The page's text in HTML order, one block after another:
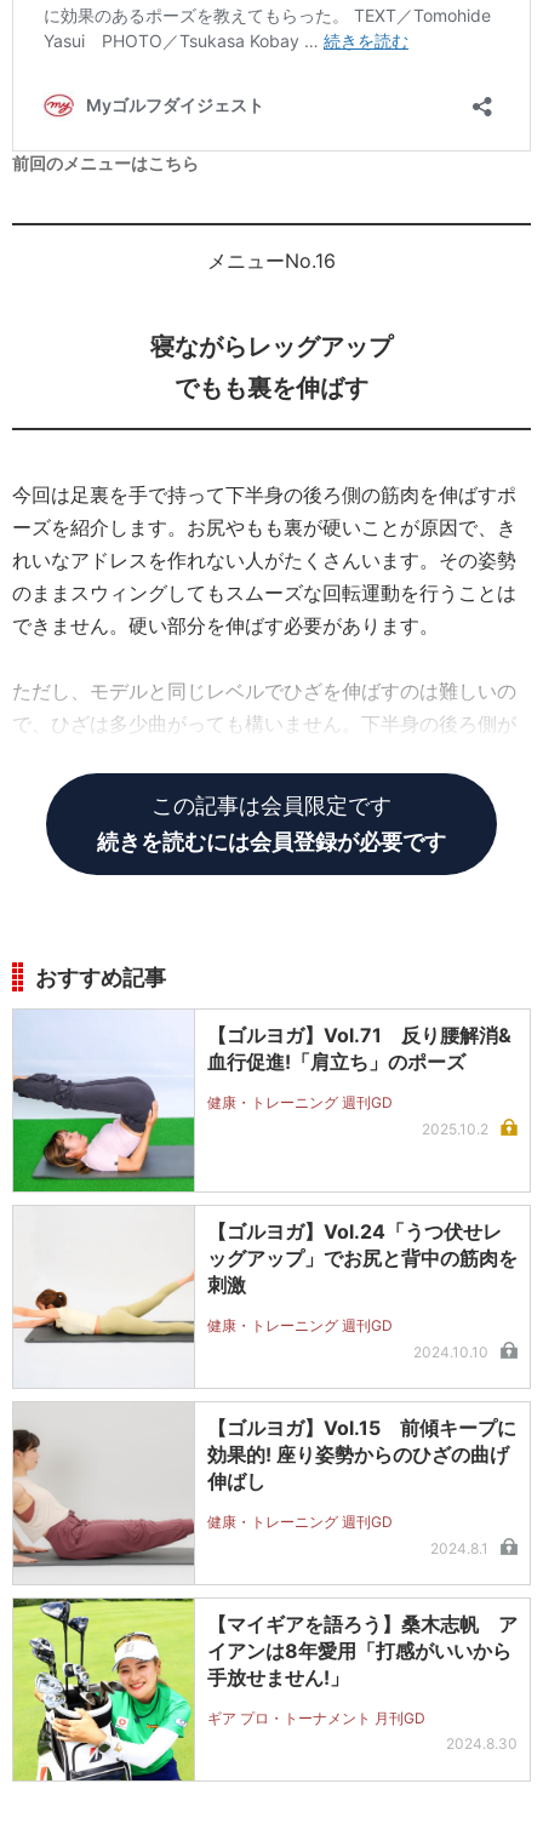
前回のメニューはこちら
メニューNo.16
寝ながらレッグアップ
でもも裏を伸ばす
今回は足裏を手で持って下半身の後ろ側の筋肉を伸ばすポ
ーズを紹介します。お尻やもも裏が硬いことが原因で、き
れいなアドレスを作れない人がたくさんいます。その姿勢
のままスウィングしてもスムーズな回転運動を行うことは
できません。硬い部分を伸ばす必要があります。
ただし、モデルと同じレベルでひざを伸ばすのは難しいの
で、ひざは多少曲がっても構いません。下半身の後ろ側が
この記事は会員限定です
続きを読むには会員登録が必要です
おすすめ記事
【ゴルヨガ】Vol.71 反り腰解消&
血行促進!「肩立ち」のポーズ
健康・トレーニング 週刊GD
2025.10.2
【ゴルヨガ】Vol.24「うつ伏せレ
ッグアップ」でお尻と背中の筋肉を
刺激
健康・トレーニング 週刊GD
2024.10.10
【ゴルヨガ】Vol.15 前傾キープに
効果的! 座り姿勢からのひざの曲げ
伸ばし
健康・トレーニング 週刊GD
2024.8.1
【マイギアを語ろう】桑木志帆 ア
イアンは8年愛用「打感がいいから
手放せません!」
ギア プロ・トーナメント 月刊GD
2024.8.30